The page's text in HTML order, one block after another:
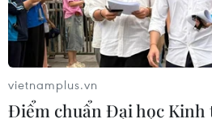
TIN CÙNG CHUYÊN MỤC
vietnamplus.vn
Điểm chuẩn Đại học Kinh